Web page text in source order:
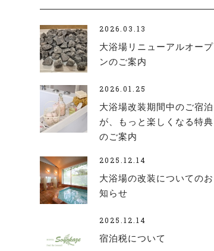
2026.03.13
大浴場リニューアルオープ
ンのご案内
2026.01.25
大浴場改装期間中のご宿泊
が、もっと楽しくなる特典
のご案内
2025.12.14
大浴場の改装についてのお
知らせ
2025.12.14
宿泊税について